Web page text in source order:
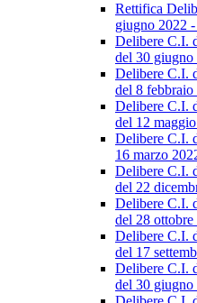
Rettifica
giugno 2022
Delibere C.I.
del 30 giugno
Delibere C.I.
del 8 febbraio
Delibere C.I.
del 12
Delibere C.I.
16 marzo
Delibere C.I.
del 22
Delibere C.I.
del 28 ottobre
Delibere C.I.
del 17
Delibere C.I.
del 30 giugno